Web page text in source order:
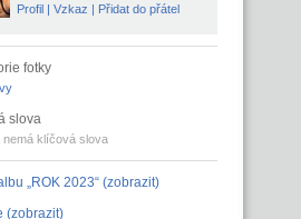
Profil | Vzkaz | Přidat do přátel
fotky
slova
nemá klíčová slova
„ROK 2023“ (zobrazit)
(zobrazit)